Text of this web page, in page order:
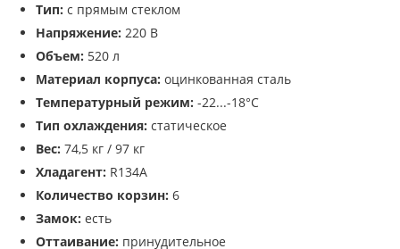
Тип: с прямым стеклом
Напряжение: 220 В
Объем: 520 л
Материал корпуса: оцинкованная сталь
Температурный режим: -22...-18°С
Тип охлаждения: статическое
Вес: 74,5 кг / 97 кг
Хладагент: R134A
Количество корзин: 6
Замок: есть
Оттаивание: принудительное